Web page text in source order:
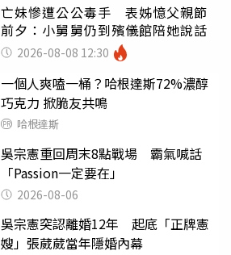
亡妹慘遭公公毒手 表姊憶父親節
前夕：小舅舅仍到殯儀館陪她說話
2026-08-08 12:30
一個人爽嗑一桶？哈根達斯72%濃醇
巧克力 掀脆友共鳴
哈根達斯
吳宗憲重回周末8點戰場 霸氣喊話
「Passion一定要在」
2026-08-06
吳宗憲突認離婚12年 起底「正牌憲
嫂」張葳葳當年隱婚內幕